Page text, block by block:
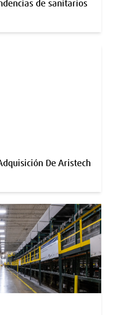
de sanitarios
De Aristech